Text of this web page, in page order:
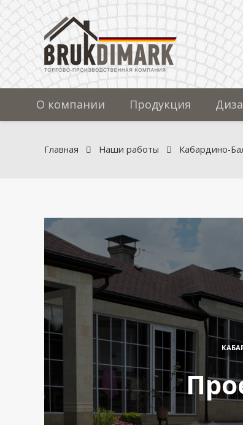
О компании Продукция
Главная Наши работы Кабардино-